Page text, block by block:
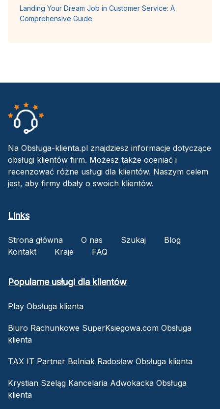
Landing Your Dream Job in Customer Service: A
Comprehensive Guide
Na Obsługa-klienta.pl znajdziesz informacje dotyczące
obsługi klientów firm. Możesz także oceniać i
recenzować różne usługi dla klientów. Naszym celem
jest, aby firmy dbały o swoich klientów.
Links
Strona główna O nas Szukaj
Blog
Kontakt
Kraje FAQ
Popularne usługi dla klientów
Play Obsługa klienta
Biuro Rachunkowe SuperKsiegowa.com Obsługa
klienta
TAX IT Partner Belniak Radosław Obsługa klienta
Krystian Szeląg Kancelaria Adwokacka Obsługa
klienta